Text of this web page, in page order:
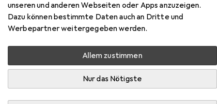
unseren und anderen Webseiten oder Apps anzuzeigen.
Dazu können bestimmte Daten auch an Dritte und
Werbepartner weitergegeben werden.
Allem zustimmen
Nur das Nötigste
Hier findest du passendes Zubehör zum Produkt Faber-
Castell Bleistift Grip 2001 Two Tone sw/blau 12er aus den
Kategorien Korrekturmittel und Spitzer.
Korrekturmittel Faber-Castell